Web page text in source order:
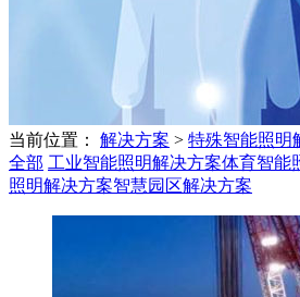
当前位置： 解决方案 > 特殊智能照明
全部 工业智能照明解决方案体育智能
照明解决方案智慧园区解决方案